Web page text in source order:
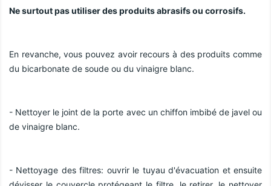
Ne surtout pas utiliser des produits abrasifs ou corrosifs.
En revanche, vous pouvez avoir recours à des produits comme
du bicarbonate de soude ou du vinaigre blanc.
- Nettoyer le joint de la porte avec un chiffon imbibé de javel ou
de vinaigre blanc.
- Nettoyage des filtres: ouvrir le tuyau d'évacuation et ensuite